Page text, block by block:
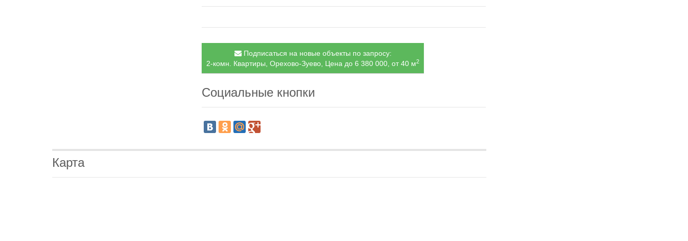
Подписаться на новые объекты по запросу:
2-комн. Квартиры, Орехово-Зуево, Цена до 6 380 000, от 40 м2
Социальные кнопки
Карта